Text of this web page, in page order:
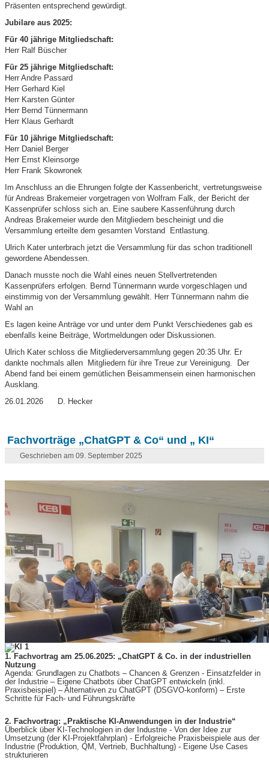
Präsenten entsprechend gewürdigt.
Jubilare aus 2025:
Für 40 jährige Mitgliedschaft:
Herr Ralf Büscher
Für 25 jährige Mitgliedschaft:
Herr Andre Passard
Herr Gerhard Kiel
Herr Karsten Günter
Herr Bernd Tünnermann
Herr Klaus Gerhardt
Für 10 jährige Mitgliedschaft:
Herr Daniel Berger
Herr Ernst Kleinsorge
Herr Frank Skowronek
Im Anschluss an die Ehrungen folgte der Kassenbericht, vertretungsweise
für Andreas Brakemeier vorgetragen von Wolfram Falk, der Bericht der
Kassenprüfer schloss sich an. Eine saubere Kassenführung durch
Andreas Brakemeier wurde den Mitgliedern bescheinigt und die
Versammlung erteilte dem gesamten Vorstand Entlastung.
Ulrich Kater unterbrach jetzt die Versammlung für das schon traditionell
gewordene Abendessen.
Danach musste noch die Wahl eines neuen Stellvertretenden
Kassenprüfers erfolgen. Bernd Tünnermann wurde vorgeschlagen und
einstimmig von der Versammlung gewählt. Herr Tünnermann nahm die
Wahl an
Es lagen keine Anträge vor und unter dem Punkt Verschiedenes gab es
ebenfalls keine Beiträge, Wortmeldungen oder Diskussionen.
Ulrich Kater schloss die Mitgliederversammlung gegen 20:35 Uhr. Er
dankte nochmals allen Mitgliedern für ihre Treue zur Vereinigung. Der
Abend fand bei einem gemütlichen Beisammensein einen harmonischen
Ausklang.
26.01.2026 D. Hecker
Fachvorträge „ChatGPT & Co“ und „ KI“
Geschrieben am 09. September 2025
1. Fachvortrag am 25.06.2025: „ChatGPT & Co. in der industriellen
Nutzung
Agenda: Grundlagen zu Chatbots – Chancen & Grenzen - Einsatzfelder in
der Industrie – Eigene Chatbots über ChatGPT entwickeln (inkl.
Praxisbeispiel) – Alternativen zu ChatGPT (DSGVO-konform) – Erste
Schritte für Fach- und Führungskräfte
2. Fachvortrag: „Praktische KI-Anwendungen in der Industrie“
Überblick über KI-Technologien in der Industrie - Von der Idee zur
Umsetzung (der KI-Projektfahrplan) - Erfolgreiche Praxisbeispiele aus der
Industrie (Produktion, QM, Vertrieb, Buchhaltung) - Eigene Use Cases
strukturieren